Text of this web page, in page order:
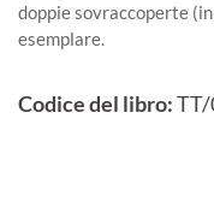
doppie sovraccoperte
esemplare.
Codice del libro: